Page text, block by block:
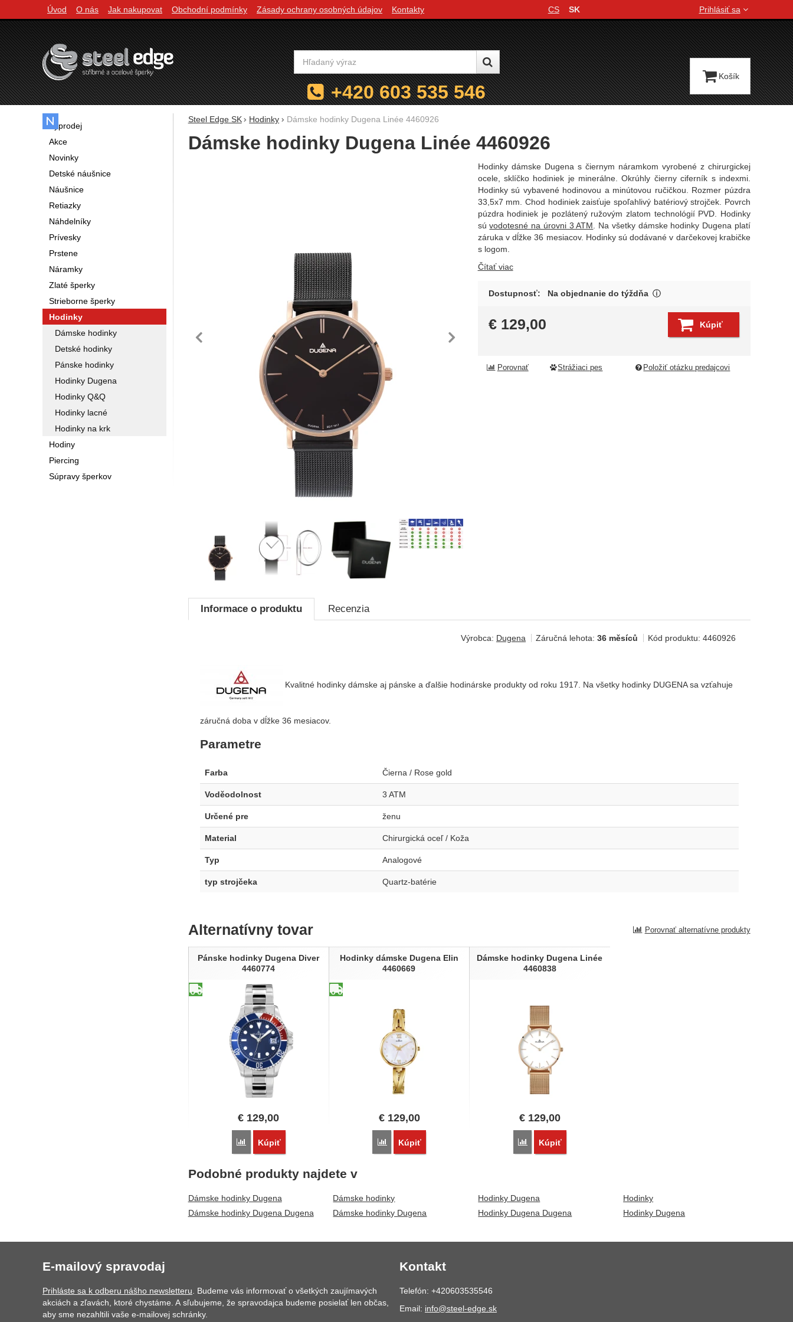
Steel Edge SK Hodinky Dámske hodinky Dugena Linée 4460926
Dámske hodinky Dugena Linée 4460926
predchádzajúca nasledujúci
Hodinky dámske Dugena s čiernym náramkom vyrobené z chirurgickej
ocele, sklíčko hodiniek je minerálne. Okrúhly čierny ciferník s indexmi.
Hodinky sú vybavené hodinovou a minútovou ručičkou. Rozmer púzdra
33,5x7 mm. Chod hodiniek zaisťuje spoľahlivý batériový strojček. Povrch
púzdra hodiniek je pozlátený ružovým zlatom technológií PVD. Hodinky
súvodotesné na úrovni 3 ATM . Na všetky dámske hodinky Dugena platí
záruka v dĺžke 36 mesiacov. Hodinky sú dodávané v darčekovej krabičke
s logom.
Čítať viac
Dostupnosť: Na objednanie do týždňa
€ 129,00 Kúpiť
Porovnať Strážiaci pes Položiť otázku predajcovi
Informace o produktu Recenzia
Výrobca: Dugena Záručná lehota: 36 měsíců Kód produktu: 4460926
Kvalitné hodinky dámske aj pánske a ďalšie hodinárske produkty od roku 1917. Na všetky hodinky DUGENA sa vzťahuje
záručná doba v dĺžke 36 mesiacov.
Parametre
Farba Čierna / Rose gold
Voděodolnost 3 ATM
Určené pre ženu
Material Chirurgická oceľ / Koža
Typ Analogové
typ strojčeka Quartz-batérie
Alternatívny tovar Porovnať alternatívne produkty
Pánske hodinky Dugena Diver
4460774
€ 129,00
Porovnať
Kúpiť
Hodinky dámske Dugena Elin
4460669
€129,00
Porovnať
Kúpiť
Dámske hodinky Dugena Linée
4460838
€129,00
Porovnať
Kúpiť
Podobné produkty najdete v
Dámske hodinky Dugena
Dámske hodinky Dugena Dugena
Dámske hodinky
Dámske hodinky Dugena
Hodinky Dugena
Hodinky Dugena Dugena
Hodinky
Hodinky Dugena
Výprodej
Akce
Novinky
Detské náušnice
Náušnice
Retiazky
Náhdelníky
Prívesky
Prstene
Náramky
Zlaté šperky
Strieborne šperky
Hodinky
Dámske hodinky
Detské hodinky
Pánske hodinky
Hodinky Dugena
Hodinky Q&Q
Hodinky lacné
Hodinky na krk
Hodiny
Piercing
Súpravy šperkov
Navigácia
Úvod O nás Jak nakupovat Obchodní podmínky Zásady ochrany osobných údajov Kontakty
Jazyková verzia
CS SK Prihlásiť sa
Vyhľadávanie
+420 603 535 546
Košík
E-mailový spravodaj
Prihláste sa k odberu nášho newsletteru . Budeme vás informovať o všetkých zaujímavých
akciách a zľavách, ktoré chystáme. A sľubujeme, že spravodajca budeme posielať len občas,
aby sme nezahltili vaše e-mailovej schránky.
Kontakt
Telefón: +420603535546
Email: info@steel-edge.sk